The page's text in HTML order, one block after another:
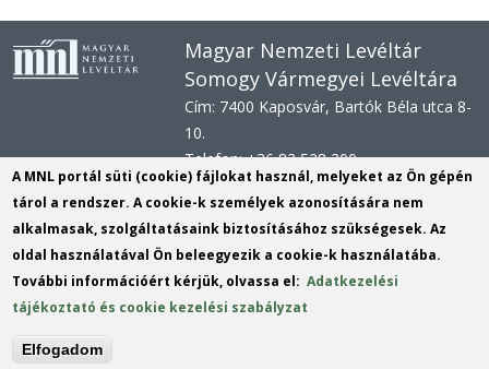
Magyar Nemzeti Levéltár
Somogy Vármegyei Levéltára
Cím: 7400 Kaposvár, Bartók Béla utca 8-
10.
Telefon: +36 82 528 200
E-mail: svl@mnl.gov.hu
Honlap: www.mnl.gov.hu/sml
Hivatali kapu azonosító: MNLSML
KRID:161313779
KÉR azonosító:MNLSML
A MNL portál süti (cookie) fájlokat használ, melyeket az Ön gépén
tárol a rendszer. A cookie-k személyek azonosítására nem
alkalmasak, szolgáltatásaink biztosításához szükségesek. Az
oldal használatával Ön beleegyezik a cookie-k használatába.
További információért kérjük, olvassa el:Adatkezelési
tájékoztató és cookie kezelési szabályzat
Elfogadom